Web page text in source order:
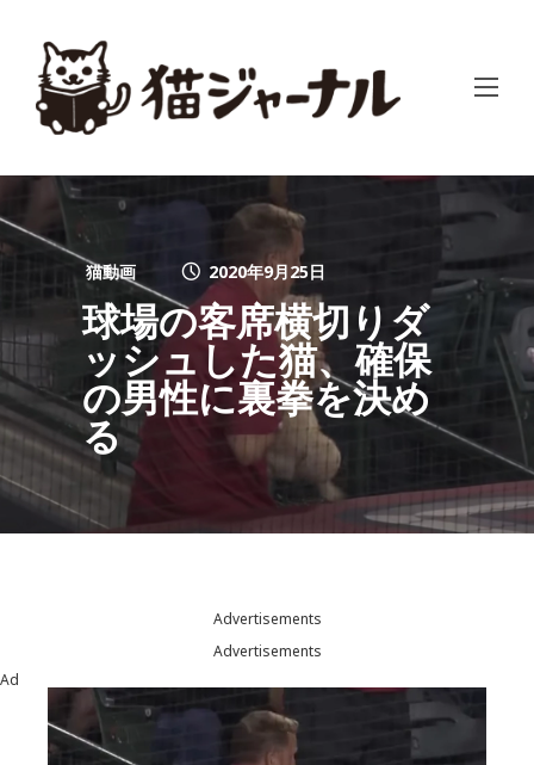
猫動画 2020年9月25日
球場の客席横切りダ
ッシュした猫、確保
の男性に裏拳を決め
る
Advertisements
Advertisements
Ad